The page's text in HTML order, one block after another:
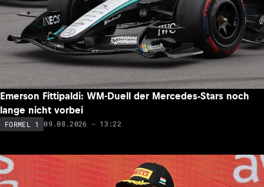
Emerson Fittipaldi: WM-Duell der Mercedes-Stars noch
lange nicht vorbei
FORMEL 1 09.08.2026 - 13:22